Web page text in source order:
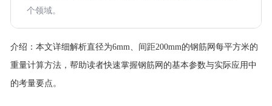
个领域。
介绍： 本文详细解析直径为6mm、间距200mm的钢筋网每平方米的
重量计算方法，帮助读者快速掌握钢筋网的基本参数与实际应用中
的考量要点。